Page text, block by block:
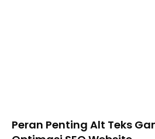
Peran Penting Alt Teks